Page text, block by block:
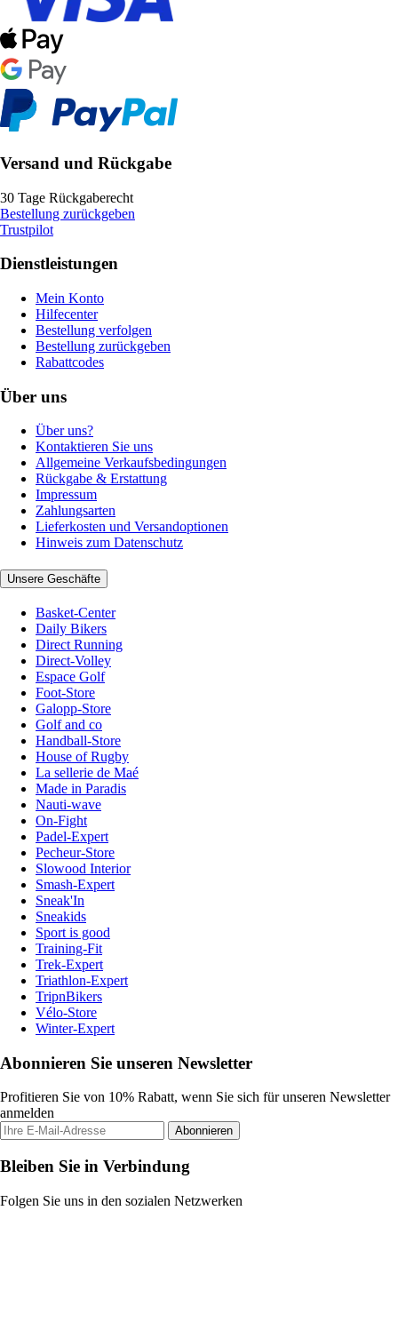
Versand und Rückgabe
30 Tage Rückgaberecht
Bestellung zurückgeben
Trustpilot
Dienstleistungen
Mein Konto
Hilfecenter
Bestellung verfolgen
Bestellung zurückgeben
Rabattcodes
Über uns
Über uns?
Kontaktieren Sie uns
Allgemeine Verkaufsbedingungen
Rückgabe & Erstattung
Impressum
Zahlungsarten
Lieferkosten und Versandoptionen
Hinweis zum Datenschutz
Unsere Geschäfte
Basket-Center
Daily Bikers
Direct Running
Direct-Volley
Espace Golf
Foot-Store
Galopp-Store
Golf and co
Handball-Store
House of Rugby
La sellerie de Maé
Made in Paradis
Nauti-wave
On-Fight
Padel-Expert
Pecheur-Store
Slowood Interior
Smash-Expert
Sneak'In
Sneakids
Sport is good
Training-Fit
Trek-Expert
Triathlon-Expert
TripnBikers
Vélo-Store
Winter-Expert
Abonnieren Sie unseren Newsletter
Profitieren Sie von 10% Rabatt, wenn Sie sich für unseren Newsletter
anmelden
Abonnieren
Bleiben Sie in Verbindung
Folgen Sie uns in den sozialen Netzwerken